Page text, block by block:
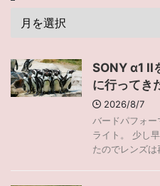
SONY α1 II
に行ってき
2026/8/7
バードパフォ
ライト。 少し
たのでレンズ